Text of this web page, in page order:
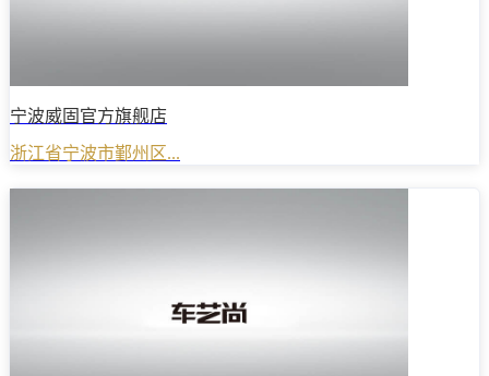
宁波威固官方旗舰店
浙江省宁波市鄞州区...